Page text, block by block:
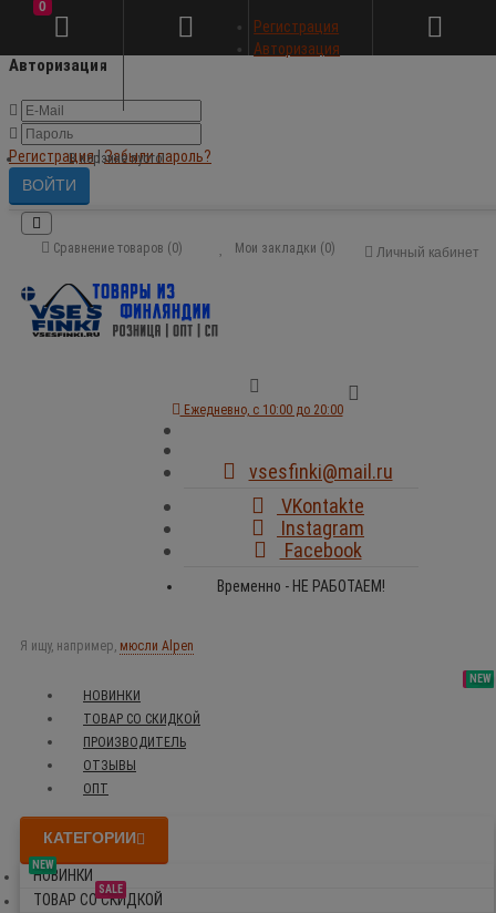
Авторизация
Регистрация|Забыли пароль?
Личный кабинет
Мои закладки (0)
Сравнение товаров (0)
Ежедневно, с 10:00 до 20:00
vsesfinki@mail.ru
VKontakte
Instagram
Facebook
Временно - НЕ РАБОТАЕМ!
Я ищу, например, мюсли Alpen
Регистрация
Авторизация
0
В корзине пусто!
NEW
НОВИНКИ
SALE
ТОВАР СО СКИДКОЙ
NEW
ПРОИЗВОДИТЕЛЬ
NEW
ОТЗЫВЫ
ОПТ
КАТЕГОРИИ
NEW
НОВИНКИ
SALE
ТОВАР СО СКИДКОЙ